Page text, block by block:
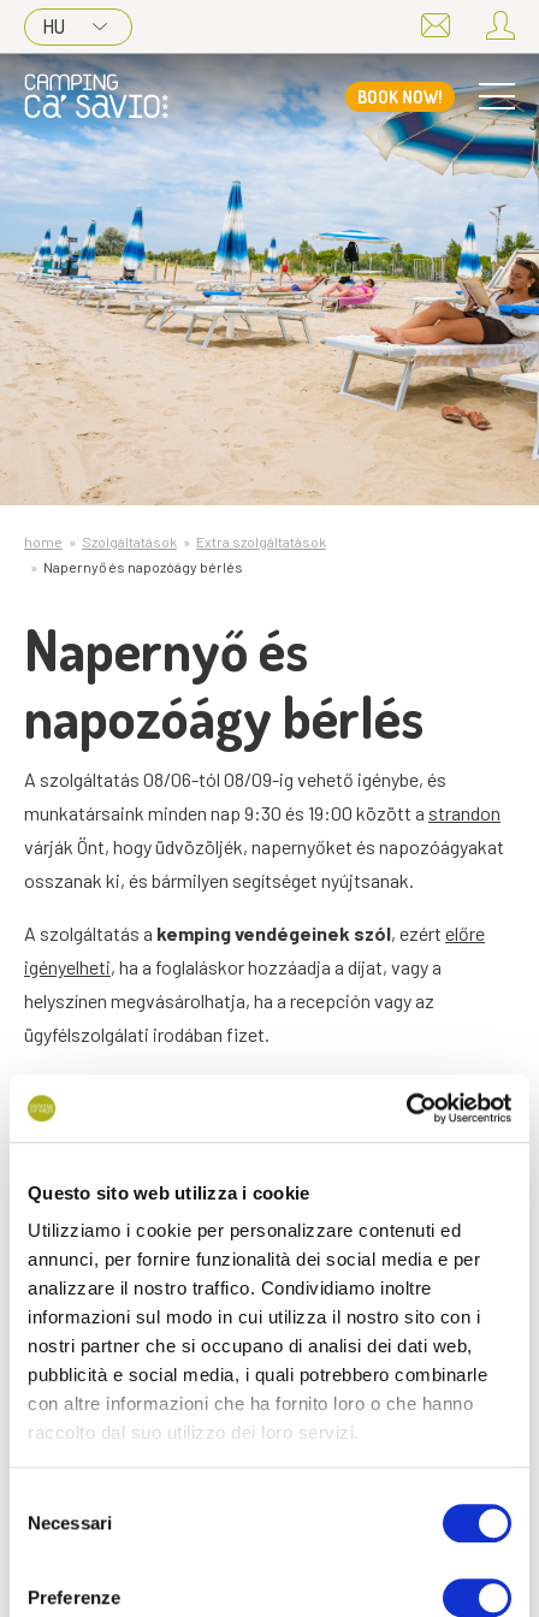
Questo sito web utilizza i cookie
Utilizziamo i cookie per personalizzare contenuti ed
annunci, per fornire funzionalità dei social media e per
analizzare il nostro traffico. Condividiamo inoltre
informazioni sul modo in cui utilizza il nostro sito con i
nostri partner che si occupano di analisi dei dati web,
pubblicità e social media, i quali potrebbero combinarle
con altre informazioni che ha fornito loro o che hanno
raccolto dal suo utilizzo dei loro servizi.
delNecessari
Preferenze
HU
BOOK NOW!
home Szolgáltatások
Extra szolgáltatások
Napernyő és napozóágy bérlés
Napernyő és
napozóágy bérlés
A szolgáltatás 08/06-tól 08/09-ig vehető igénybe, és
munkatársaink minden nap 9:30 és 19:00 között a strandon
várják Önt, hogy üdvözöljék, napernyőket és napozóágyakat
osszanak ki, és bármilyen segítséget nyújtsanak.
A szolgáltatás a kemping vendégeinek szól, ezért előre
igényelheti, ha a foglaláskor hozzáadja a díjat, vagy a
helyszínen megvásárolhatja, ha a recepción vagy az
ügyfélszolgálati irodában fizet.
bérelhet
naponta, és 7 napnál hosszabb bérlés esetén 19 eurós
A napernyőkkel és napozóágyakkal felszerelt terület a
számú strandbejáratnál található, és teljes egészében
nemdohányzó
, így élvezheti a tengeri levegő minden előnyét
anélkül, hogy másodlagos dohányfüst vagy a homokban
hagyott cigarettacsikkek rontanák a környezetet és
zavarnák gyermekei játékát.
A kemping strandjának akadálymentesebbé és inkluzívabbá
bérelhető (kérésre
és a rendelkezésre álló készlet erejéig),
vízbe való bejutásra.